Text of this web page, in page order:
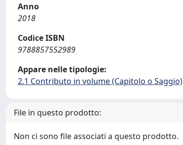
Anno
2018
Codice ISBN
9788857552989
Appare nelle tipologie:
2.1 Contributo in volume (Capitolo o Saggio)
File in questo prodotto:
Non ci sono file associati a questo prodotto.